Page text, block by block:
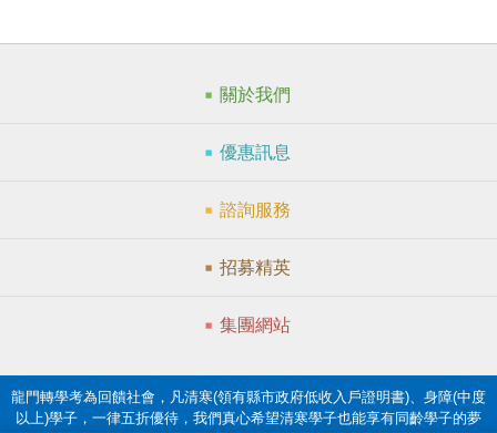
關於我們
優惠訊息
諮詢服務
招募精英
集團網站
龍門轉學考為回饋社會，凡清寒(領有縣市政府低收入戶證明書)、身障(中度
以上)學子，一律五折優待，我們真心希望清寒學子也能享有同齡學子的夢